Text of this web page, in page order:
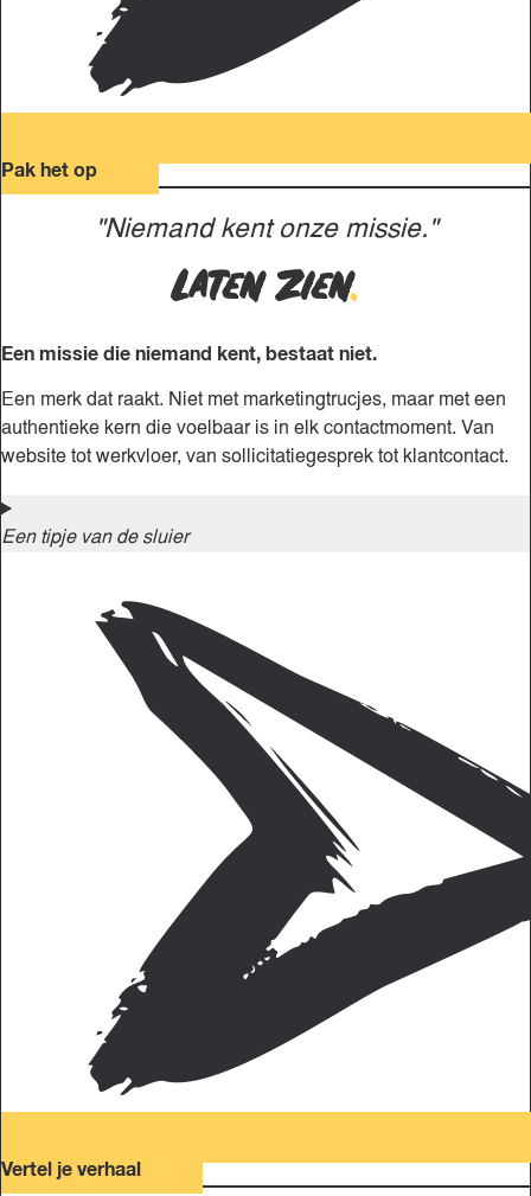
Pak het op
"Niemand kent onze missie."
Laten zien.
Een missie die niemand kent, bestaat niet.
Een merk dat raakt. Niet met marketingtrucjes, maar met een
authentieke kern die voelbaar is in elk contactmoment. Van
website tot werkvloer, van sollicitatiegesprek tot klantcontact.
Een tipje van de sluier
Vertel je verhaal